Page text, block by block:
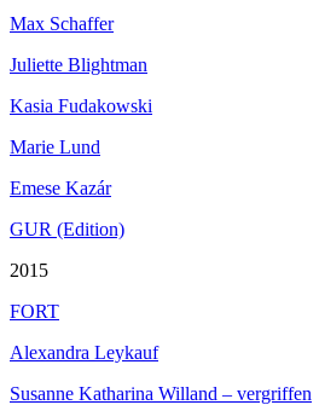
Max Schaffer
Juliette Blightman
Kasia Fudakowski
Marie Lund
Emese Kazár
GUR (Edition)
2015
FORT
Alexandra Leykauf
Susanne Katharina Willand – vergriffen